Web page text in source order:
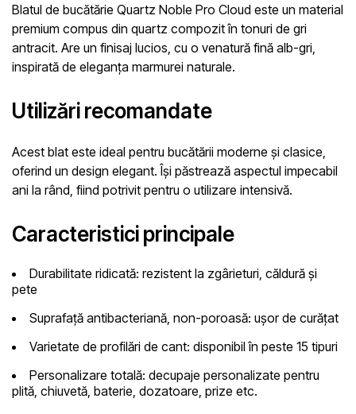
Blatul de bucătărie Quartz Noble Pro Cloud este un material
premium compus din quartz compozit în tonuri de gri
antracit. Are un finisaj lucios, cu o venatură fină alb-gri,
inspirată de eleganța marmurei naturale.
Utilizări recomandate
Acest blat este ideal pentru bucătării moderne și clasice,
oferind un design elegant. Își păstrează aspectul impecabil
ani la rând, fiind potrivit pentru o utilizare intensivă.
Caracteristici principale
Durabilitate ridicată: rezistent la zgârieturi, căldură și
pete
Suprafață antibacteriană, non-poroasă: ușor de curățat
Varietate de profilări de cant: disponibil în peste 15 tipuri
Personalizare totală: decupaje personalizate pentru
plită, chiuvetă, baterie, dozatoare, prize etc.